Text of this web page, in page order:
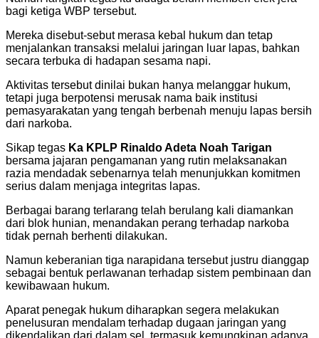
bagi ketiga WBP tersebut.
Mereka disebut-sebut merasa kebal hukum dan tetap
menjalankan transaksi melalui jaringan luar lapas, bahkan
secara terbuka di hadapan sesama napi.
Aktivitas tersebut dinilai bukan hanya melanggar hukum,
tetapi juga berpotensi merusak nama baik institusi
pemasyarakatan yang tengah berbenah menuju lapas bersih
dari narkoba.
Sikap tegas Ka KPLP Rinaldo Adeta Noah Tarigan
bersama jajaran pengamanan yang rutin melaksanakan
razia mendadak sebenarnya telah menunjukkan komitmen
serius dalam menjaga integritas lapas.
Berbagai barang terlarang telah berulang kali diamankan
dari blok hunian, menandakan perang terhadap narkoba
tidak pernah berhenti dilakukan.
Namun keberanian tiga narapidana tersebut justru dianggap
sebagai bentuk perlawanan terhadap sistem pembinaan dan
kewibawaan hukum.
Aparat penegak hukum diharapkan segera melakukan
penelusuran mendalam terhadap dugaan jaringan yang
dikendalikan dari dalam sel, termasuk kemungkinan adanya